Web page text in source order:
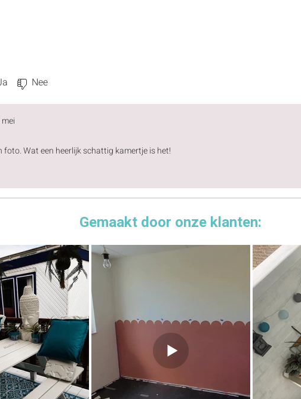
Nee
foto. Wat een heerlijk schattig kamertje is het!
Gemaakt door onze klanten: